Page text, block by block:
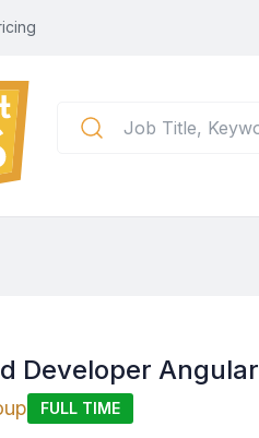
Developer Angular
FULL TIME